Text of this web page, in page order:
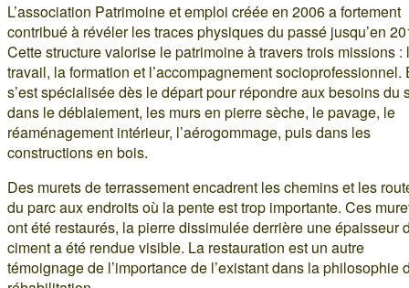
L’association Patrimoine et emploi créée en 2006 a fortement
contribué à révéler les traces physiques du passé jusqu’en
Cette structure valorise le patrimoine à travers trois missions :
travail, la formation et l’accompagnement socioprofessionnel.
s’est spécialisée dès le départ pour répondre aux besoins du
dans le déblaiement, les murs en pierre sèche, le pavage, le
réaménagement intérieur, l’aérogommage, puis dans les
constructions en bois.
Des murets de terrassement encadrent les chemins et les
du parc aux endroits où la pente est trop importante. Ces
ont été restaurés, la pierre dissimulée derrière une épaisseur
ciment a été rendue visible. La restauration est un autre
témoignage de l’importance de l’existant dans la philosophie